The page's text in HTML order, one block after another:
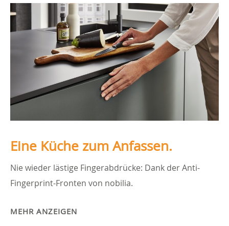
Eine Küche zum Anfassen.
Nie wieder lästige Fingerabdrücke: Dank der Anti-
Fingerprint-Fronten von nobilia.
MEHR ANZEIGEN